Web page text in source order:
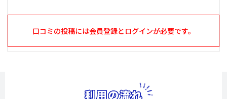
口コミの投稿には会員登録とログインが必要です。